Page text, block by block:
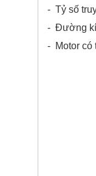
- Tỷ số
- Đường
- Motor có